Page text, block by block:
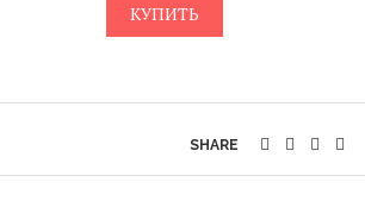
КУПИТЬ
SHARE